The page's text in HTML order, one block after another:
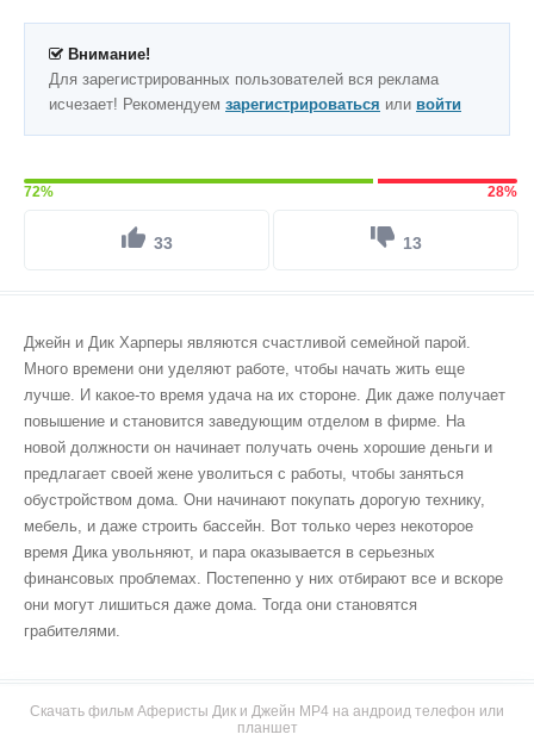
Внимание!
Для зарегистрированных пользователей вся реклама
исчезает! Рекомендуем зарегистрироваться или войти
72% 28%
33 13
Джейн и Дик Харперы являются счастливой семейной парой.
Много времени они уделяют работе, чтобы начать жить еще
лучше. И какое-то время удача на их стороне. Дик даже получает
повышение и становится заведующим отделом в фирме. На
новой должности он начинает получать очень хорошие деньги и
предлагает своей жене уволиться с работы, чтобы заняться
обустройством дома. Они начинают покупать дорогую технику,
мебель, и даже строить бассейн. Вот только через некоторое
время Дика увольняют, и пара оказывается в серьезных
финансовых проблемах. Постепенно у них отбирают все и вскоре
они могут лишиться даже дома. Тогда они становятся
грабителями.
Скачать фильм Аферисты Дик и Джейн MP4 на андроид телефон или
планшет